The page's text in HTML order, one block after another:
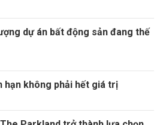
dự án bất động sản đang thế
hạn không phải hết giá trị